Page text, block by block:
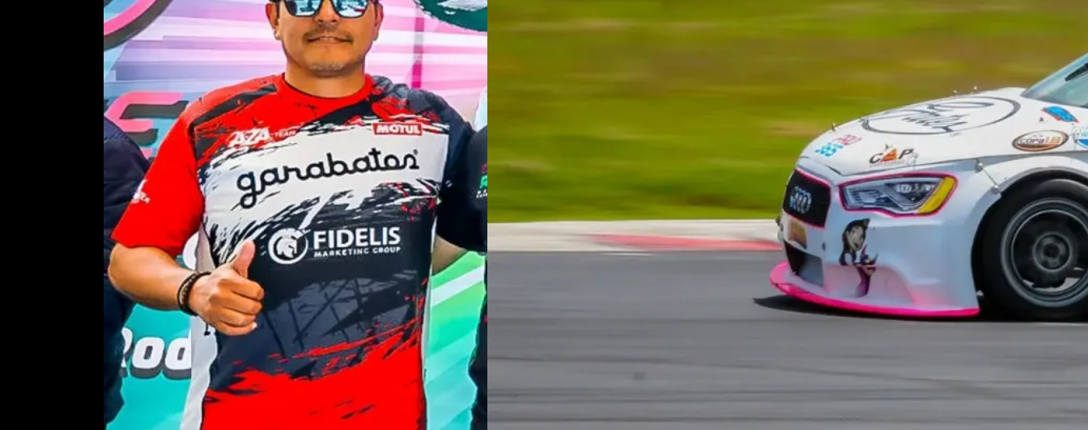
Sebastián Álvarez en
Road América; Pietro
El México GP presenta a
Michel Jourdain Jr. como
embajador de la edición
2026
¡Síguenos!
Facebook InstagramX